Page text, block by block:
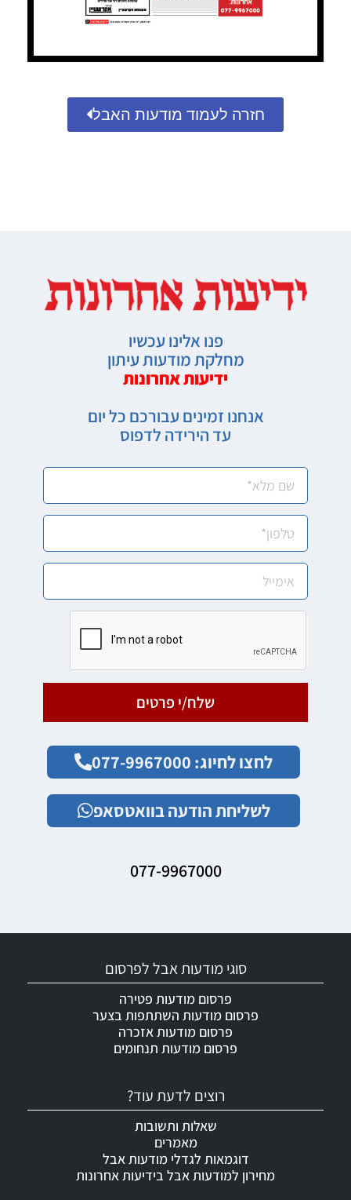
חזרה לעמוד מודעות האבל
פנו אלינו עכשיו
מחלקת מודעות עיתון
ידיעות אחרונות
אנחנו זמינים עבורכם כל יום
עד הירידה לדפוס
שלח/י פרטים
לחצו לחיוג: 077-9967000
לשליחת הודעה בוואטסאפ
077-9967000
רוצים לדעת עוד?
שאלות ותשובות
מאמרים
דוגמאות לגדלי מודעות אבל
מחירון למודעות אבל בידיעות אחרונות
סוגי מודעות אבל לפרסום
פרסום מודעות פטירה
פרסום מודעות השתתפות בצער
פרסום מודעות אזכרה
פרסום מודעות תנחומים